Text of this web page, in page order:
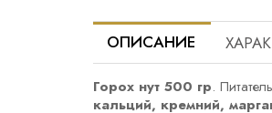
ОПИСАНИЕ
Горох нут 500 гр.
кальций, кремний,